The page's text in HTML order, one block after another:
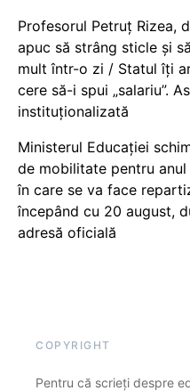
Profesorul Petruț Rizea,
apuc să strâng sticle și
mult într-o zi / Statul îți
cere să-i spui „salariu”.
instituționalizată
Ministerul Educației
de mobilitate pentru
în care se va face
începând cu 20 august,
adresă oficială
COPYRIGHT
Pentru că scrieți despre